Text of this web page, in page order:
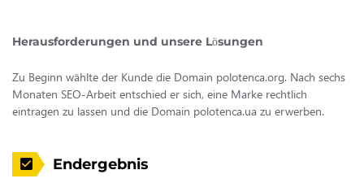
Herausforderungen und unsere Lösungen
Zu Beginn wählte der Kunde die Domain polotenca.org. Nach sechs
Monaten SEO-Arbeit entschied er sich, eine Marke rechtlich
eintragen zu lassen und die Domain polotenca.ua zu erwerben.
Endergebnis